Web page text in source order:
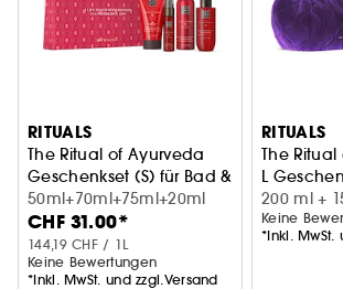
RITUALS
The Ritual of Ayurveda
Geschenkset (S) für Bad & Körper
50ml+70ml+75ml+20ml
CHF 31.00*
144,19 CHF / 1L
Keine Bewertungen
*Inkl. MwSt. und zzgl.Versand
RITUALS
The Ritual
L
200 ml +
+ 70 ml +
Keine
*Inkl. MwSt.